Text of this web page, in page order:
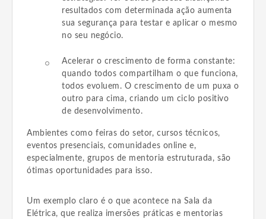
resultados com determinada ação aumenta
sua segurança para testar e aplicar o mesmo
no seu negócio.
Acelerar o crescimento de forma constante:
quando todos compartilham o que funciona,
todos evoluem. O crescimento de um puxa o
outro para cima, criando um ciclo positivo
de desenvolvimento.
Ambientes como feiras do setor, cursos técnicos,
eventos presenciais, comunidades online e,
especialmente, grupos de mentoria estruturada, são
ótimas oportunidades para isso.
Um exemplo claro é o que acontece na Sala da
Elétrica, que realiza imersões práticas e mentorias